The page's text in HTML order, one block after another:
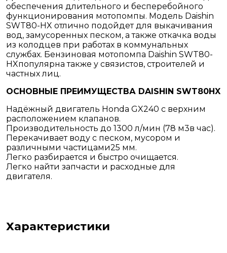
обеспечения длительного и бесперебойного
функционирования мотопомпы. Модель Daishin
SWT80-HX отлично подойдет для выкачивания
вод, замусоренных песком, а также откачка воды
из колодцев при работах в коммунальных
службах. Бензиновая мотопомпа Daishin SWT80-
HXпопулярна также у связистов, строителей и
частных лиц.
ОСНОВНЫЕ ПРЕИМУЩЕСТВА DAISHIN SWT80HX
Надёжный двигатель Honda GX240 с верхним
расположением клапанов.
Производительность до 1300 л/мин (78 м3в час).
Перекачивает воду с песком, мусором и
различными частицами25 мм.
Легко разбирается и быстро очищается.
Легко найти запчасти и расходные для
двигателя.
Характеристики